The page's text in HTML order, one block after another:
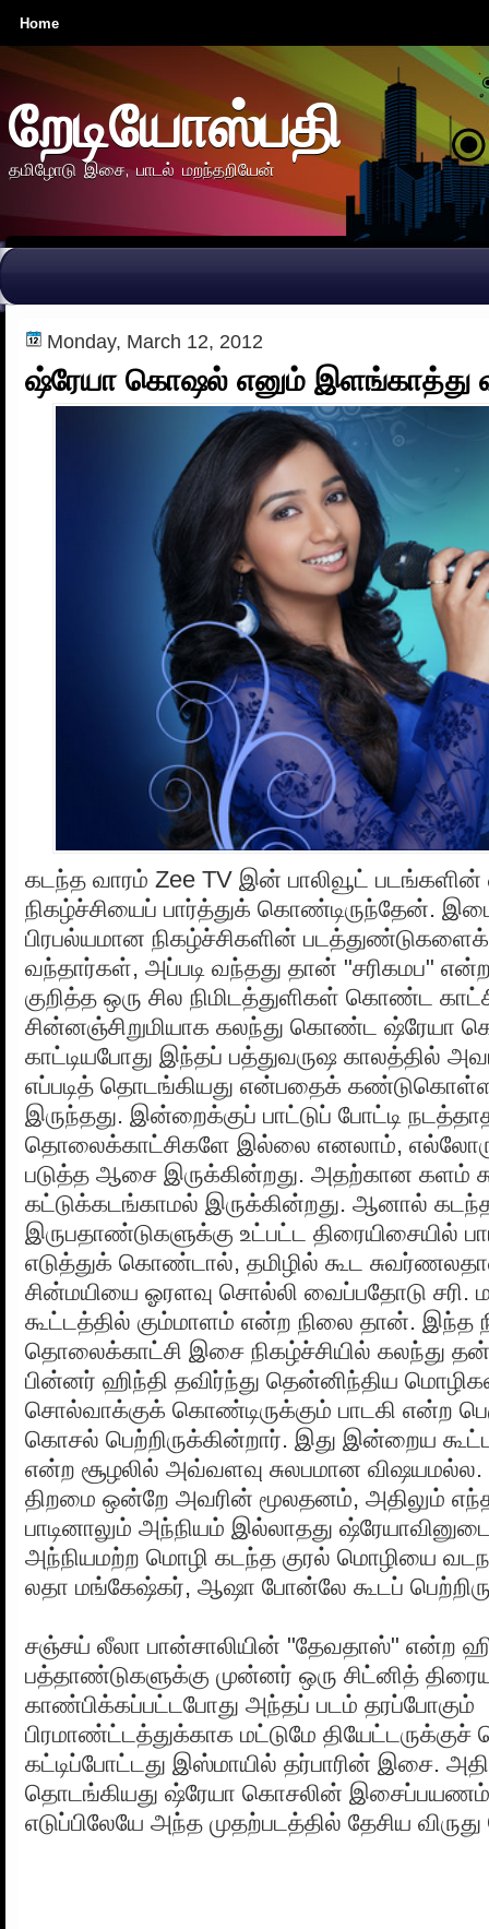
Home
றேடியோஸ்பதி
தமிழோடு இசை, பாடல் மறந்தறியேன்
Monday, March 12, 2012
ஷ்ரேயா கொஷல் எனும் இளங்காத்து
கடந்த வாரம் Zee TV இன் பாலிவூட் படங்களின்
நிகழ்ச்சியைப் பார்த்துக் கொண்டிருந்தேன்.
பிரபல்யமான நிகழ்ச்சிகளின்
வந்தார்கள், அப்படி வந்தது தான் "சரிகமப"
குறித்த ஒரு சில நிமிடத்துளிகள் கொண்ட
சின்னஞ்சிறுமியாக கலந்து கொண்ட ஷ்ரேயா
காட்டியபோது இந்தப் பத்துவருஷ காலத்தில்
எப்படித் தொடங்கியது என்பதைக்
இருந்தது. இன்றைக்குப் பாட்டுப் போட்டி
தொலைக்காட்சிகளே இல்லை எனலாம்,
படுத்த ஆசை இருக்கின்றது. அதற்கான களம்
கட்டுக்கடங்காமல் இருக்கின்றது. ஆனால்
இருபதாண்டுகளுக்கு உட்பட்ட திரையிசையில்
எடுத்துக் கொண்டால், தமிழில் கூட
சின்மயியை ஓரளவு சொல்லி வைப்பதோடு சரி.
கூட்டத்தில் கும்மாளம் என்ற நிலை தான். இந்த
தொலைக்காட்சி இசை நிகழ்ச்சியில் கலந்து
பின்னர் ஹிந்தி தவிர்ந்து தென்னிந்திய
சொல்வாக்குக் கொண்டிருக்கும் பாடகி என்ற
கொசல் பெற்றிருக்கின்றார். இது இன்றைய
என்ற சூழலில் அவ்வளவு சுலபமான
திறமை ஒன்றே அவரின் மூலதனம், அதிலும்
பாடினாலும் அந்நியம் இல்லாதது
அந்நியமற்ற மொழி கடந்த குரல் மொழியை
லதா மங்கேஷ்கர், ஆஷா போன்லே கூடப்
சஞ்சய் லீலா பான்சாலியின் "தேவதாஸ்" என்ற
பத்தாண்டுகளுக்கு முன்னர் ஒரு சிட்னித்
காண்பிக்கப்பட்டபோது அந்தப் படம் தரப்போகும்
பிரமாண்ட்டத்துக்காக மட்டுமே
கட்டிப்போட்டது இஸ்மாயில் தர்பாரின் இசை.
தொடங்கியது ஷ்ரேயா கொசலின்
எடுப்பிலேயே அந்த முதற்படத்தில் தேசிய விருது